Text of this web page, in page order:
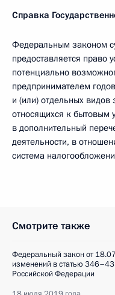
Справка
Федеральным законом
предоставляется право
потенциально
предпринимателем
и (или) отдельных видов
относящихся к бытовым
в дополнительный
деятельности, в
система
Смотрите также
Федеральный закон от
изменений в статью 346–43
Российской Федерации